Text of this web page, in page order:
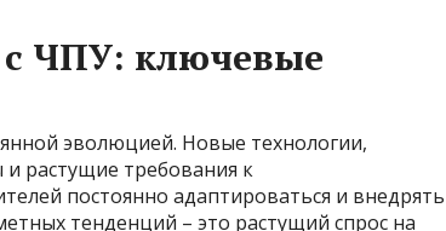
ЧПУ: ключевые
эволюцией. Новые технологии,
растущие требования к
постоянно адаптироваться и внедрять
тенденций – это растущий спрос на